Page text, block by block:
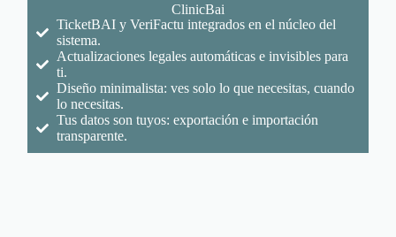
ClinicBai
TicketBAI y VeriFactu integrados en el núcleo del
sistema.
Actualizaciones legales automáticas e invisibles para
ti.
Diseño minimalista: ves solo lo que necesitas, cuando
lo necesitas.
Tus datos son tuyos: exportación e importación
transparente.